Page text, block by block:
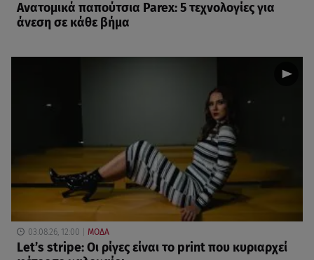
Ανατομικά παπούτσια Parex: 5 τεχνολογίες για
άνεση σε κάθε βήμα
03.08.26, 12:00 ΜΟΔΑ
Let’s stripe: Οι ρίγες είναι το print που κυριαρχεί